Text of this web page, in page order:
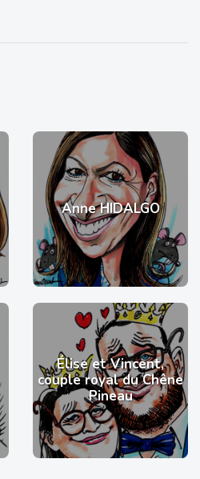
Anne HIDALGO
Élise et Vincent,
couple royal du Chêne
Pineau